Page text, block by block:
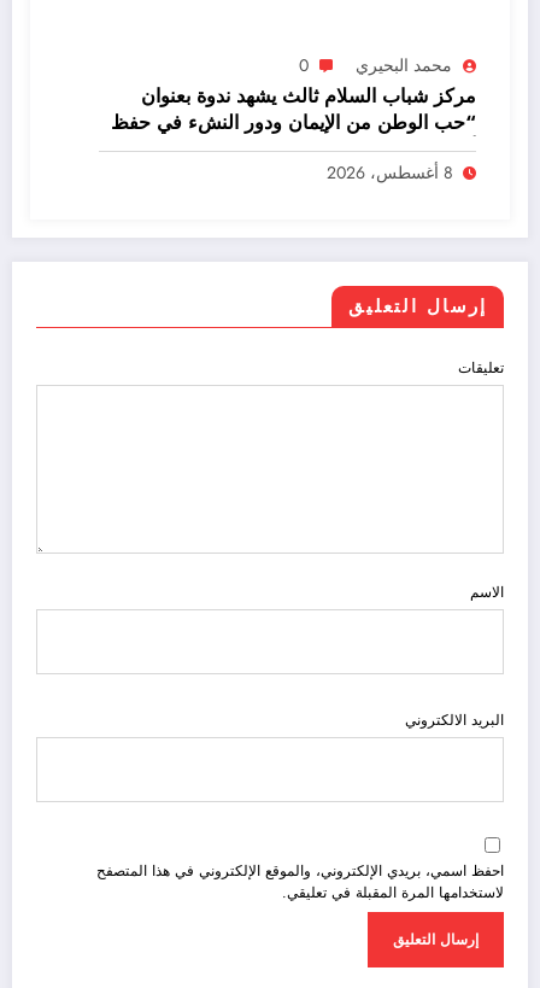
محمد البحيري 0
مركز شباب السلام ثالث يشهد ندوة بعنوان
“حب الوطن من الإيمان ودور النشء في حفظ
أمنه”
8 أغسطس، 2026
إرسال التعليق
تعليقات
الاسم
البريد الالكتروني
احفظ اسمي، بريدي الإلكتروني، والموقع الإلكتروني في هذا المتصفح
لاستخدامها المرة المقبلة في تعليقي.